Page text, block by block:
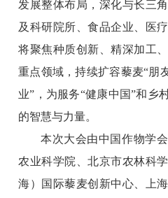
发展整体布局，深化与长三
及科研院所、食品企业、医
将聚焦种质创新、精深加工
重点领域，持续扩容藜麦“朋
业”，为服务“健康中国”和乡
的智慧与力量。
本次大会由中国作物学
农业科学院、北京市农林科
海）国际藜麦创新中心、上